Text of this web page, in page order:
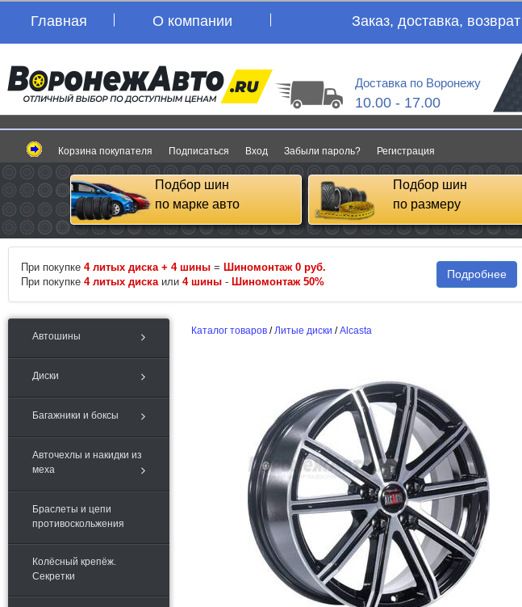
Главная О компании Заказ, доставка, возврат
Доставка по Воронежу
10.00 - 17.00
Корзина покупателя Подписаться Вход Забыли пароль? Регистрация
Подбор шин
по марке авто
Подбор шин
по размеру
При покупке 4 литых диска + 4 шины = Шиномонтаж 0 руб.
При покупке 4 литых диска или 4 шины - Шиномонтаж 50%
Подробнее
Автошины
Диски
Багажники и боксы
Авточехлы и накидки из
меха
Браслеты и цепи
противоскольжения
Колёсный крепёж.
Секретки
Каталог товаров /Литые диски /Alcasta